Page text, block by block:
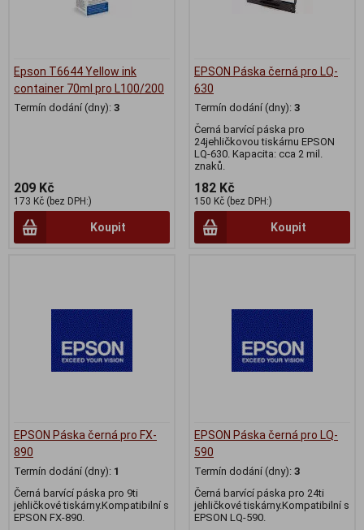
Epson T6644 Yellow ink
container 70ml pro L100/200
Termín dodání (dny): 3
209 Kč
173 Kč (bez DPH:)
Koupit
EPSON Páska černá pro LQ-
630
Termín dodání (dny): 3
Černá barvící páska pro
24jehličkovou tiskárnu EPSON
LQ-630. Kapacita: cca 2 mil.
znaků.
182 Kč
150 Kč (bez DPH:)
Koupit
EPSON Páska černá pro FX-
890
Termín dodání (dny): 1
Černá barvící páska pro 9ti
jehličkové tiskárny.Kompatibilní s
EPSON FX-890.
EPSON Páska černá pro LQ-
590
Termín dodání (dny): 3
Černá barvící páska pro 24ti
jehličkové tiskárny.Kompatibilní s
EPSON LQ-590.